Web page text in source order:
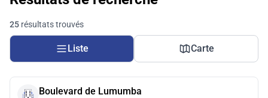
25 résultats trouvés
Liste Carte
Boulevard de Lumumba